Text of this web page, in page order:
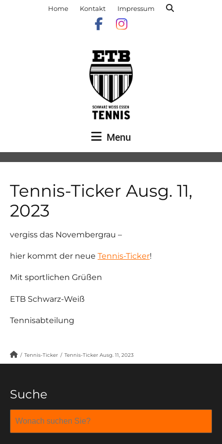
Home Kontakt Impressum
Menu
Tennis-Ticker Ausg. 11,
2023
vergiss das Novembergrau –
hier kommt der neue Tennis-Ticker!
Mit sportlichen Grüßen
ETB Schwarz-Weiß
Tennisabteilung
/ Tennis-Ticker / Tennis-Ticker Ausg. 11, 2023
Suche